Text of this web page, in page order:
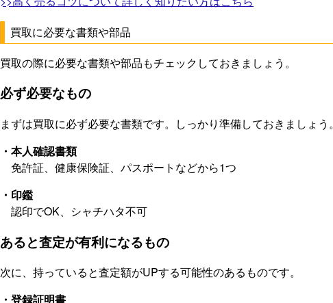
買取に必要な書類や部品
買取の際に必要な書類や部品もチェックしておきましょう。
必ず必要なもの
まずは買取に必ず必要な書類です。しっかり準備しておきましょう。
・本人確認書類
免許証、健康保険証、パスポートなどから1つ
・印鑑
認印でOK、シャチハタ不可
あると査定が有利になるもの
次に、持っていると査定額がUPする可能性のあるものです。
・登録証明書